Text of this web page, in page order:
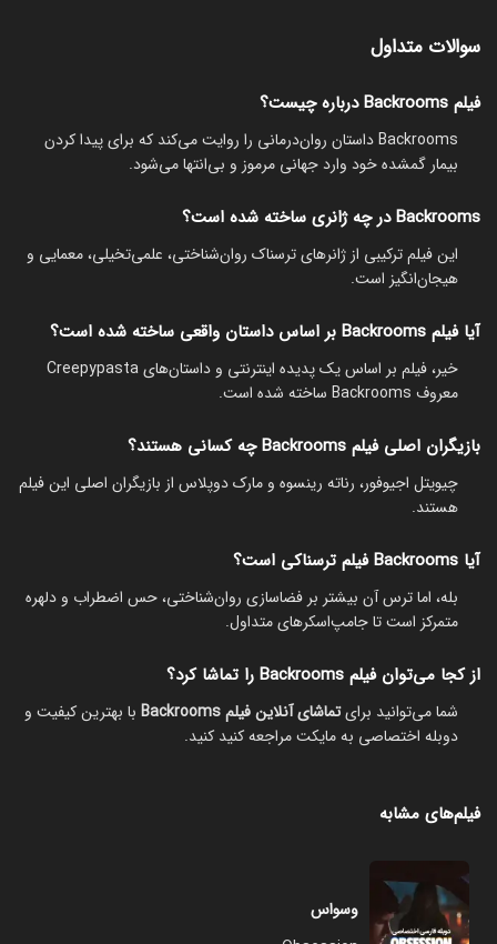
سوالات متداول
فیلم Backrooms درباره چیست؟
Backrooms داستان روان‌درمانی را روایت می‌کند که برای پیدا کردن
بیمار گمشده خود وارد جهانی مرموز و بی‌انتها می‌شود.
Backrooms در چه ژانری ساخته شده است؟
این فیلم ترکیبی از ژانرهای ترسناک روان‌شناختی، علمی‌تخیلی، معمایی و
هیجان‌انگیز است.
آیا فیلم Backrooms بر اساس داستان واقعی ساخته شده است؟
خیر، فیلم بر اساس یک پدیده اینترنتی و داستان‌های Creepypasta
معروف Backrooms ساخته شده است.
بازیگران اصلی فیلم Backrooms چه کسانی هستند؟
چیویتل اجیوفور، رناته رینسوه و مارک دوپلاس از بازیگران اصلی این فیلم
هستند.
آیا Backrooms فیلم ترسناکی است؟
بله، اما ترس آن بیشتر بر فضاسازی روان‌شناختی، حس اضطراب و دلهره
متمرکز است تا جامپ‌اسکرهای متداول.
از کجا می‌توان فیلم Backrooms را تماشا کرد؟
شما می‌توانید برایتماشای آنلاین فیلم Backrooms
با بهترین کیفیت و
دوبله اختصاصی به مایکت مراجعه کنید کنید.
فیلم‌های مشابه
وسواس